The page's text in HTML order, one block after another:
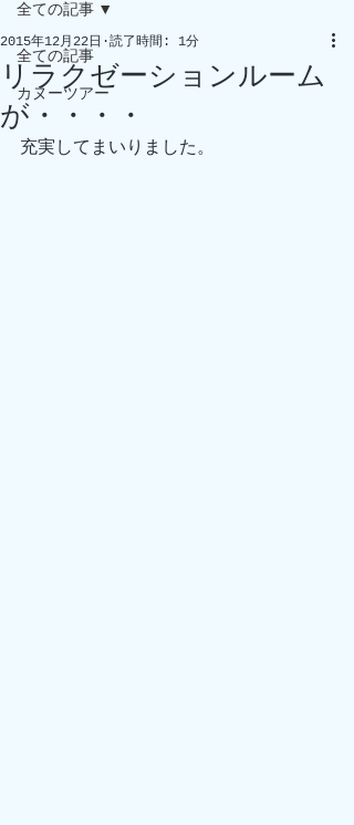
全ての記事
カヌーツアー
全ての記事
リラクゼーションルーム
が・・・・
2015年12月22日 読了時間: 1分
充実してまいりました。